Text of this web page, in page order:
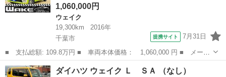
1,060,000円
ウェイク
19,300km
2016年
千葉市
提携サイト 7月31日
■ 支払総額: 109.8万円 ■ 車両本体価格： 1,060,000 円 ■ メーカ
ー名： ダイハツ ■ 車種名： ウェイク ■ グレード名： Ｇター
ボＳＡＩＩ 禁煙車 ツートンカラー 両側電動 車検整備付 自社
千葉 千葉市 ウェイク
ダイハツ ウェイク Ｌ ＳＡ （なし）